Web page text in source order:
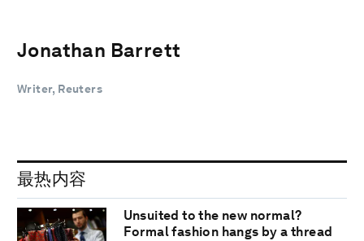
Jonathan Barrett
Writer, Reuters
最热内容
Unsuited to the new normal?
Formal fashion hangs by a thread